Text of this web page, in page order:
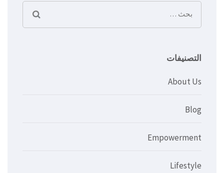
البحث
عن:
التصنيفات
About Us
Blog
Empowerment
Lifestyle